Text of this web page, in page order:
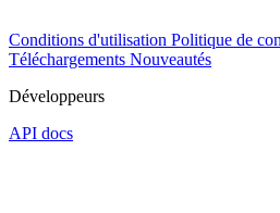
Conditions d'utilisation Politique de
Téléchargements Nouveautés
Développeurs
API docs